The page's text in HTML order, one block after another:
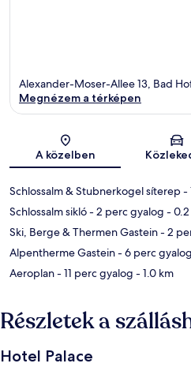
Alexander-Moser-Allee 13, Bad
Megnézem a térképen
A közelben
Schlossalm & Stubnerkogel síterep-
Schlossalm sikló- 2 perc gyalog -
Ski, Berge & Thermen Gastein- 2
Alpentherme Gastein- 6 perc gyalog
Aeroplan- 11 perc gyalog - 1.0 km
Részletek a
Hotel Palace